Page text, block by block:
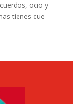
ocio y
tienes que